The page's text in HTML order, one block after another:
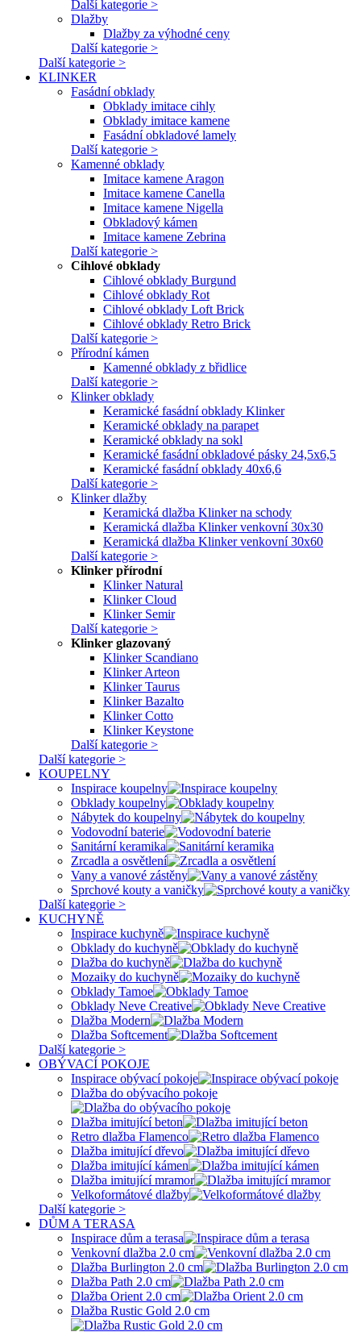
Další kategorie >
Dlažby
Dlažby za výhodné ceny
Další kategorie >
Další kategorie >
KLINKER
Fasádní obklady
Obklady imitace cihly
Obklady imitace kamene
Fasádní obkladové lamely
Další kategorie >
Kamenné obklady
Imitace kamene Aragon
Imitace kamene Canella
Imitace kamene Nigella
Obkladový kámen
Imitace kamene Zebrina
Další kategorie >
Cihlové obklady
Cihlové obklady Burgund
Cihlové obklady Rot
Cihlové obklady Loft Brick
Cihlové obklady Retro Brick
Další kategorie >
Přírodní kámen
Kamenné obklady z břidlice
Další kategorie >
Klinker obklady
Keramické fasádní obklady Klinker
Keramické obklady na parapet
Keramické obklady na sokl
Keramické fasádní obkladové pásky 24,5x6,5
Keramické fasádní obklady 40x6,6
Další kategorie >
Klinker dlažby
Keramická dlažba Klinker na schody
Keramická dlažba Klinker venkovní 30x30
Keramická dlažba Klinker venkovní 30x60
Další kategorie >
Klinker přírodní
Klinker Natural
Klinker Cloud
Klinker Semir
Další kategorie >
Klinker glazovaný
Klinker Scandiano
Klinker Arteon
Klinker Taurus
Klinker Bazalto
Klinker Cotto
Klinker Keystone
Další kategorie >
Další kategorie >
KOUPELNY
Inspirace koupelny
Obklady koupelny
Nábytek do koupelny
Vodovodní baterie
Sanitární keramika
Zrcadla a osvětlení
Vany a vanové zástěny
Sprchové kouty a vaničky
Další kategorie >
KUCHYNĚ
Inspirace kuchyně
Obklady do kuchyně
Dlažba do kuchyně
Mozaiky do kuchyně
Obklady Tamoe
Obklady Neve Creative
Dlažba Modern
Dlažba Softcement
Další kategorie >
OBÝVACÍ POKOJE
Inspirace obývací pokoje
Dlažba do obývacího pokoje
Dlažba imitující beton
Retro dlažba Flamenco
Dlažba imitující dřevo
Dlažba imitující kámen
Dlažba imitující mramor
Velkoformátové dlažby
Další kategorie >
DŮM A TERASA
Inspirace dům a terasa
Venkovní dlažba 2.0 cm
Dlažba Burlington 2.0 cm
Dlažba Path 2.0 cm
Dlažba Orient 2.0 cm
Dlažba Rustic Gold 2.0 cm